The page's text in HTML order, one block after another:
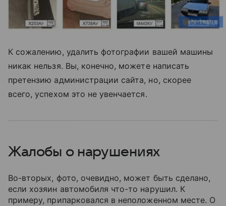
К сожалению, удалить фотографии вашей машины
никак нельзя. Вы, конечно, можете написать
претензию администрации сайта, но, скорее
всего, успехом это не увенчается.
Жалобы о нарушениях
Во-вторых, фото, очевидно, может быть сделано,
если хозяин автомобиля что-то нарушил. К
примеру, припарковался в неположенном месте. О